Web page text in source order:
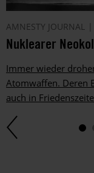
AMNESTY JOURNAL
Nuklearer
Immer wieder
Atomwaffen. Deren
auch in